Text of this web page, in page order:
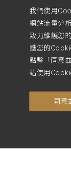
我們使用
網站流量分
致力維護您
護您的
點擊「同意
站使用
同意